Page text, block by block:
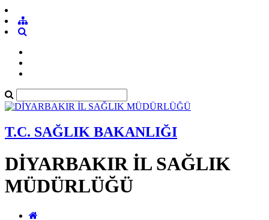
T.C. SAĞLIK BAKANLIĞI
DİYARBAKIR İL SAĞLIK
MÜDÜRLÜĞÜ